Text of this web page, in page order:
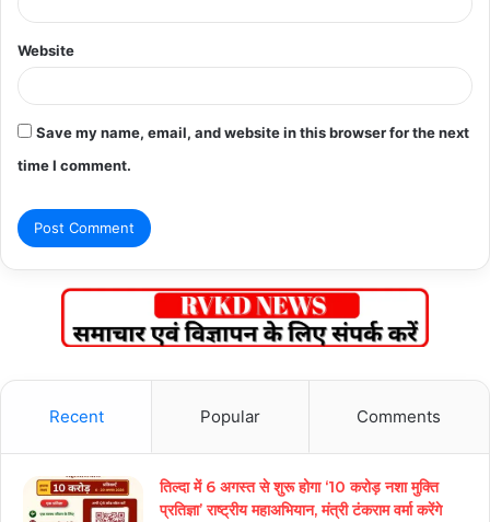
Website
Save my name, email, and website in this browser for the next
time I comment.
Recent Popular Comments
तिल्दा में 6 अगस्त से शुरू होगा ‘10 करोड़ नशा मुक्ति
प्रतिज्ञा’ राष्ट्रीय महाअभियान, मंत्री टंकराम वर्मा करेंगे